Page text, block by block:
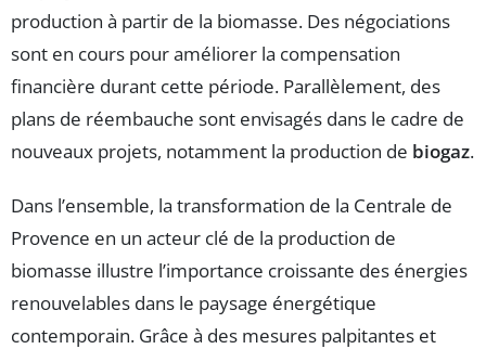
production à partir de la biomasse. Des négociations
sont en cours pour améliorer la compensation
financière durant cette période. Parallèlement, des
plans de réembauche sont envisagés dans le cadre de
nouveaux projets, notamment la production de biogaz.
Dans l’ensemble, la transformation de la Centrale de
Provence en un acteur clé de la production de
biomasse illustre l’importance croissante des énergies
renouvelables dans le paysage énergétique
contemporain. Grâce à des mesures palpitantes et